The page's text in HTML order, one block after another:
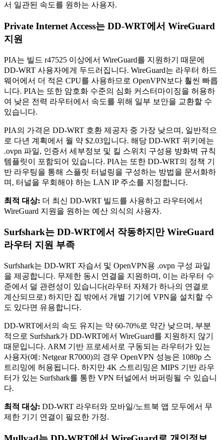
서 일관된 속도를 원하는 사용자.
Private Internet Access는 DD-WRT에서 WireGuard
지원
PIA는 빌드 r47525 이상에서 WireGuard를 지원하기 때문에
DD-WRT 사용자에게 두드러집니다. WireGuard는 라우터 하드
웨어에서 더 적은 CPU를 사용하므로 OpenVPN보다 훨씬 빠릅
니다. PIA는 또한 암호화 수준의 심화 커스터마이징을 허용하
여 낮은 전력 라우터에서 속도를 위해 일부 보안을 교환할 수
있습니다.
PIA의 가격은 DD-WRT 호환 제공자 중 가장 낮으며, 일반적으
로 다년 계획에서 월 약 $2.03입니다. 해당 DD-WRT 위키에는
.ovpn 파일, 인증서 세부정보 및 킬 스위치 구성용 방화벽 규칙
템플릿이 포함되어 있습니다. PIA는 또한 DD-WRT의 정책 기
반 라우팅을 통해 스플릿 터널링을 구성하는 방법을 문서화하
며, 터널을 우회해야 하는 LAN IP 주소를 지정합니다.
최적 대상: 더 최신 DD-WRT 빌드를 사용하고 라우터에서
WireGuard 지원을 원하는 예산 의식의 사용자.
Surfshark는 DD-WRT에서 작동하지만 WireGuard
라우터 지원 부족
Surfshark는 DD-WRT 자습서 및 OpenVPN용 .ovpn 구성 파일
을 제공합니다. 무제한 동시 연결을 지원하며, 이는 라우터 수
준에서 덜 관련성이 있습니다(라우터 자체가 하나의 연결로
계산되므로) 하지만 집 밖에서 개별 기기에 VPN을 설치할 수
도 있다면 유용합니다.
DD-WRT에서의 속도 유지는 약 60-70%로 약간 낮으며, 부분
적으로 Surfshark가 DD-WRT에서 WireGuard를 지원하지 않기
때문입니다. ARM 기반 프로세서로 구동되는 라우터가 있는
사용자(예: Netgear R7000)의 경우 OpenVPN 성능은 1080p 스
트리밍에 허용됩니다. 하지만 4K 스트리밍은 MIPS 기반 라우
터가 있는 Surfshark를 통한 VPN 터널에서 버퍼링될 수 있습니
다.
최적 대상: DD-WRT 라우터와 모바일/노트북 앱 모두에서 무
제한 기기 연결이 필요한 가정.